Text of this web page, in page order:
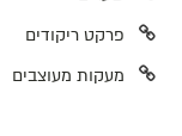
פרקט ריקודים
מעקות מעוצבים